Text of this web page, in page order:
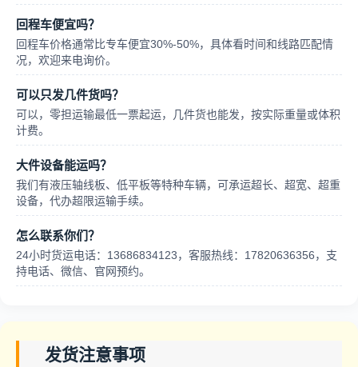
回程车便宜吗？
回程车价格通常比专车便宜30%-50%，具体看时间和线路匹配情
况，欢迎来电询价。
可以只发几件货吗？
可以，零担运输最低一票起运，几件货也能发，按实际重量或体积
计费。
大件设备能运吗？
我们有液压轴线板、低平板等特种车辆，可承运超长、超宽、超重
设备，代办超限运输手续。
怎么联系你们？
24小时货运电话：13686834123，客服热线：17820636356，支
持电话、微信、官网预约。
发货注意事项